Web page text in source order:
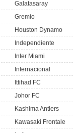
Galatasaray
Gremio
Houston Dynamo
Independiente
Inter Miami
Internacional
Ittihad FC
Johor FC
Kashima Antlers
Kawasaki Frontale